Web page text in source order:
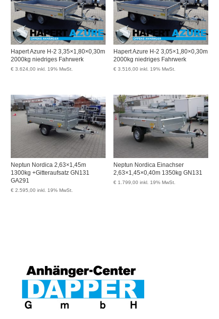
Hapert Azure H-2 3,35×1,80×0,30m
2000kg niedriges Fahrwerk
€ 3.624,00 inkl. 19% MwSt.
Hapert Azure H-2 3,05×1,80×0,30m
2000kg niedriges Fahrwerk
€ 3.516,00 inkl. 19% MwSt.
Neptun Nordica 2,63×1,45m
1300kg +Gitteraufsatz GN131
GA291
€ 2.595,00 inkl. 19% MwSt.
Neptun Nordica Einachser
2,63×1,45×0,40m 1350kg GN131
€ 1.799,00 inkl. 19% MwSt.